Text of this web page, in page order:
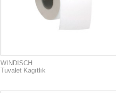
WINDISCH
Tuvalet Kagıtlık